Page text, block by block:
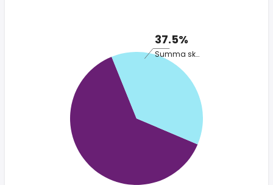
37.5%
Summa skatt